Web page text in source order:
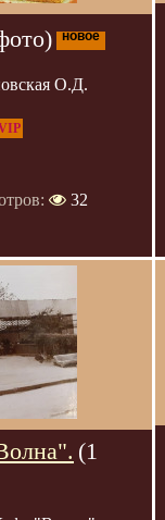
новое
О.Д.
32
(1